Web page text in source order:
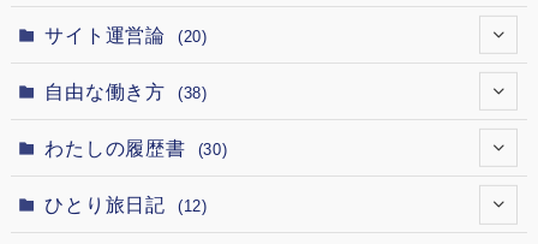
(12)
(12)
(1)
(1)
(7) (1)
(2)
(1)
(1)
(5)
サイト運営論 (20)
(1)
(1)
自由な働き方 (38)
(1)
(15)
わたしの履歴書 (30)
(5)
ひとり旅日記 (12)